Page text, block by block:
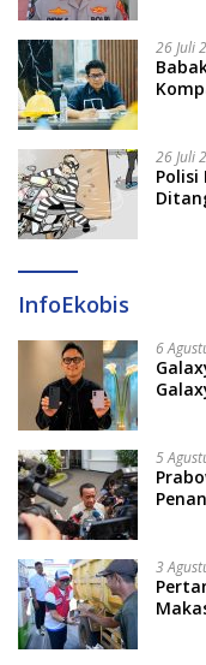
26 Juli
26 Juli
InfoEkobis
6
5
3